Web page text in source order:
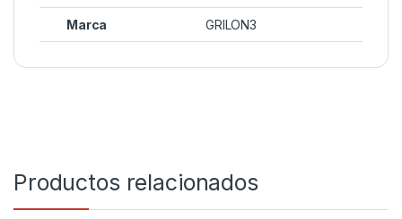
Marca GRILON3
Productos relacionados